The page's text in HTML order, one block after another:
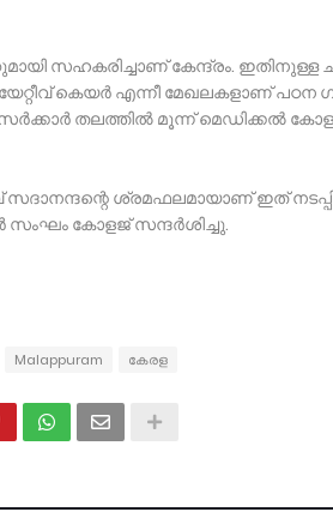
സഹകരിച്ചാണ് കേന്ദ്രം. ഇതിനുള്ള
കെയര്‍ എന്നീ മേഖലകളാണ് പഠന
തലത്തില്‍ മൂന്ന് മെഡിക്കല്‍
ശ്രമഫലമായാണ് ഇത്
സംഘം കോളജ് സന്ദര്‍ശിച്ചു.
Malappuram കേരള